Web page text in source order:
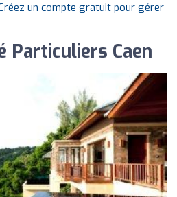
un compte gratuit pour gérer
Particuliers Caen